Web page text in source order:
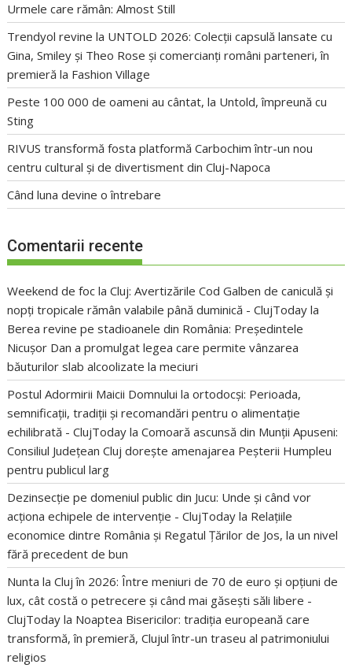
Urmele care rămân: Almost Still
Trendyol revine la UNTOLD 2026: Colecții capsulă lansate cu
Gina, Smiley și Theo Rose și comercianți români parteneri, în
premieră la Fashion Village
Peste 100 000 de oameni au cântat, la Untold, împreună cu
Sting
RIVUS transformă fosta platformă Carbochim într-un nou
centru cultural și de divertisment din Cluj-Napoca
Când luna devine o întrebare
Comentarii recente
Weekend de foc la Cluj: Avertizările Cod Galben de caniculă și
nopți tropicale rămân valabile până duminică - ClujToday la
Berea revine pe stadioanele din România: Președintele
Nicușor Dan a promulgat legea care permite vânzarea
băuturilor slab alcoolizate la meciuri
Postul Adormirii Maicii Domnului la ortodocși: Perioada,
semnificații, tradiții și recomandări pentru o alimentație
echilibrată - ClujToday laComoară ascunsă din Munții Apuseni:
Consiliul Județean Cluj dorește amenajarea Peșterii Humpleu
pentru publicul larg
Dezinsecție pe domeniul public din Jucu: Unde și când vor
acționa echipele de intervenție - ClujToday la Relațiile
economice dintre România și Regatul Țărilor de Jos, la un nivel
fără precedent de bun
Nunta la Cluj în 2026: Între meniuri de 70 de euro și opțiuni de
lux, cât costă o petrecere și când mai găsești săli libere -
ClujToday la Noaptea Bisericilor: tradiția europeană care
transformă, în premieră, Clujul într-un traseu al patrimoniului
religios